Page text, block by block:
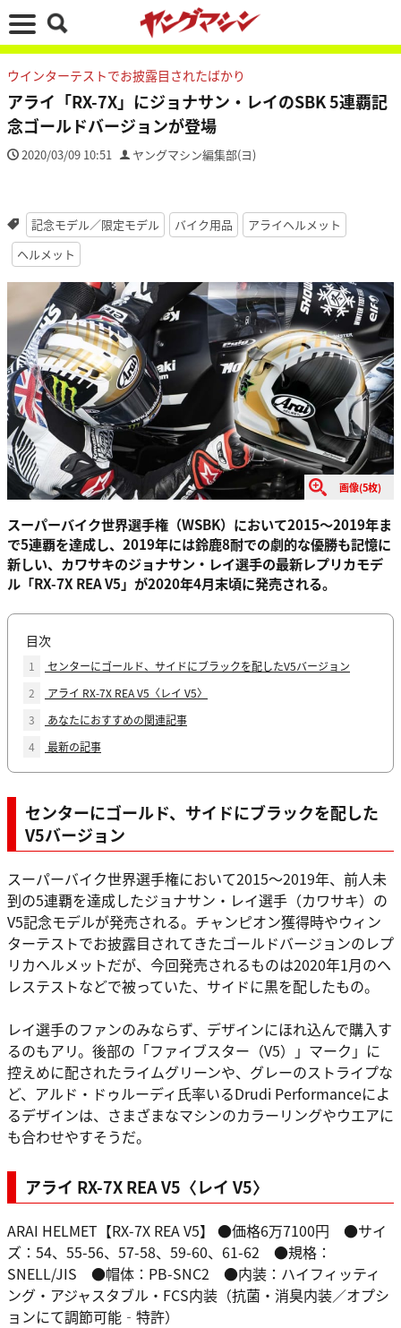
ウインターテストでお披露目されたばかり
アライ「RX-7X」にジョナサン・レイのSBK 5連覇記
念ゴールドバージョンが登場
2020/03/09 10:51 ヤングマシン編集部(ヨ)
記念モデル／限定モデル バイク用品
アライヘルメット
ヘルメット
画像(5枚)
スーパーバイク世界選手権（WSBK）において2015～2019年ま
で5連覇を達成し、2019年には鈴鹿8耐での劇的な優勝も記憶に
新しい、カワサキのジョナサン・レイ選手の最新レプリカモデ
ル「RX-7X REA V5」が2020年4月末頃に発売される。
目次
1
センターにゴールド、サイドにブラックを配したV5バージョン
2
アライ RX-7X REA V5〈レイ V5〉
3
あなたにおすすめの関連記事
4
最新の記事
センターにゴールド、サイドにブラックを配した
V5バージョン
スーパーバイク世界選手権において2015～2019年、前人未
到の5連覇を達成したジョナサン・レイ選手（カワサキ）の
V5記念モデルが発売される。チャンピオン獲得時やウィン
ターテストでお披露目されてきたゴールドバージョンのレプ
リカヘルメットだが、今回発売されるものは2020年1月のヘ
レステストなどで被っていた、サイドに黒を配したもの。
レイ選手のファンのみならず、デザインにほれ込んで購入す
るのもアリ。後部の「ファイブスター（V5）」マーク」に
控えめに配されたライムグリーンや、グレーのストライプな
ど、アルド・ドゥルーディ氏率いるDrudi Performanceによ
るデザインは、さまざまなマシンのカラーリングやウエアに
も合わせやすそうだ。
アライ RX-7X REA V5〈レイ V5〉
ARAI HELMET【RX-7X REA V5】 ●価格6万7100円 ●サイ
ズ：54、55-56、57-58、59-60、61-62 ●規格：
SNELL/JIS ●帽体：PB-SNC2 ●内装：ハイフィッティ
ング・アジャスタブル・FCS内装（抗菌・消臭内装／オプシ
ョンにて調節可能‐特許）